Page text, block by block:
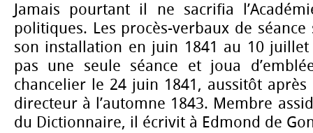
Jamais pourtant il ne sacrifia
politiques. Les procès-verbaux de
son installation en juin 1841 au 10
pas une seule séance et joua
chancelier le 24 juin 1841, aussitôt
directeur à l’automne 1843. Membre
du Dictionnaire, il écrivit à Edmond de